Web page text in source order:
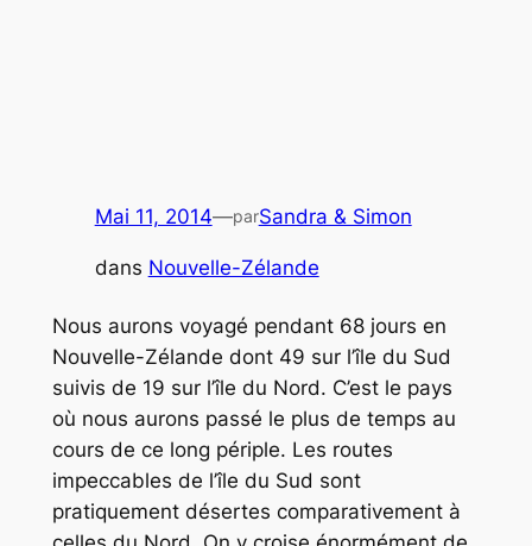
Mai 11, 2014—parSandra & Simon
dans Nouvelle-Zélande
Nous aurons voyagé pendant 68 jours en
Nouvelle-Zélande dont 49 sur l’île du Sud
suivis de 19 sur l’île du Nord. C’est le pays
où nous aurons passé le plus de temps au
cours de ce long périple. Les routes
impeccables de l’île du Sud sont
pratiquement désertes comparativement à